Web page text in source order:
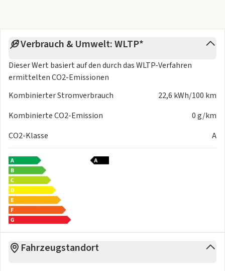
... Änderungen, Zwischenverkauf und Irrtümer vorbehalten.
by dotzilla
Verbrauch & Umwelt: WLTP*
Dieser Wert basiert auf den durch dasWLTP-Verfahren
ermittelten CO2-Emissionen
Kombinierter Stromverbrauch
22,6 kWh/100 km
Kombinierte CO2-Emission
0 g/km
CO2-Klasse
A
Fahrzeugstandort